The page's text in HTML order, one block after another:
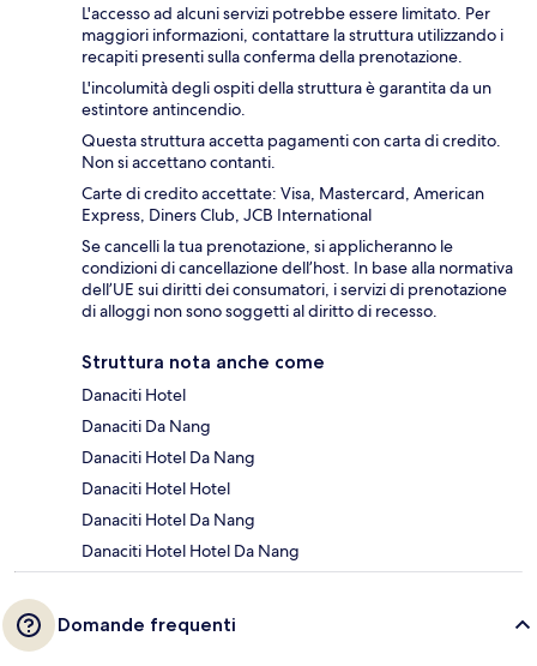
L'accesso ad alcuni servizi potrebbe essere limitato. Per
maggiori informazioni, contattare la struttura utilizzando i
recapiti presenti sulla conferma della prenotazione.
L'incolumità degli ospiti della struttura è garantita da un
estintore antincendio.
Questa struttura accetta pagamenti con carta di credito.
Non si accettano contanti.
Carte di credito accettate: Visa, Mastercard, American
Express, Diners Club, JCB International
Se cancelli la tua prenotazione, si applicheranno le
condizioni di cancellazione dell’host. In base alla normativa
dell’UE sui diritti dei consumatori, i servizi di prenotazione
di alloggi non sono soggetti al diritto di recesso.
Struttura nota anche come
Danaciti Hotel
Danaciti Da Nang
Danaciti Hotel Da Nang
Danaciti Hotel Hotel
Danaciti Hotel Da Nang
Danaciti Hotel Hotel Da Nang
Domande frequenti